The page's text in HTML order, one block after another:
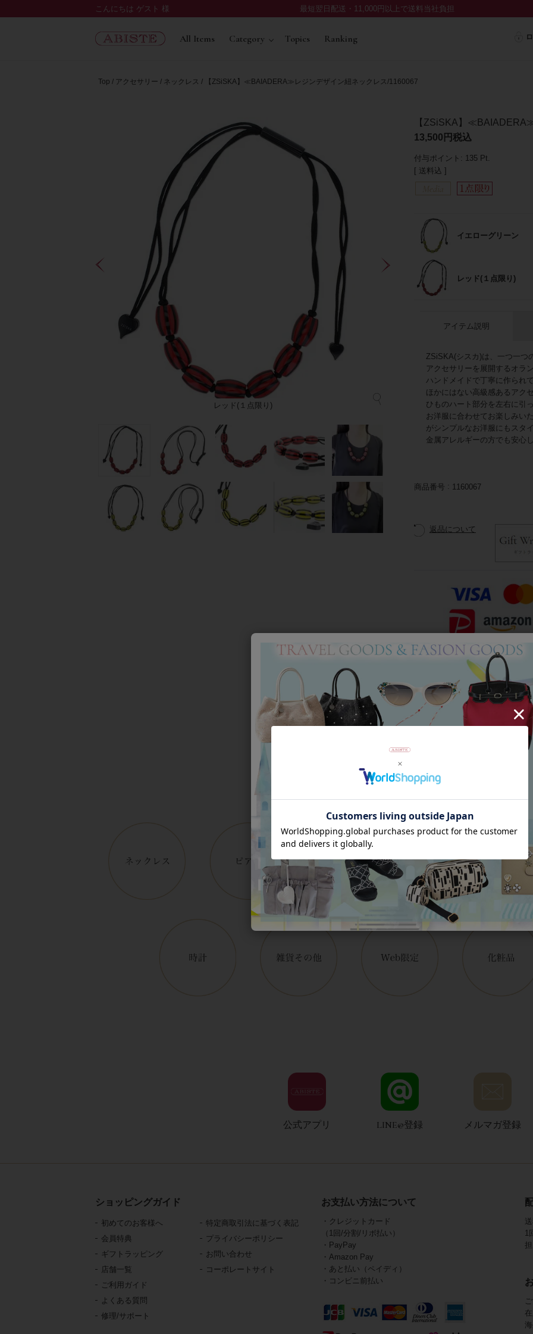
こんにちは ゲスト 様 最短翌日配送・11,000円以上で送料当社負担
All Items Category Topics Ranking
Top アクセサリー ネックレス 【ZSiSKA】≪BAIADERA≫レジンデザイン紐ネックレス/1160067
レッド(１点限り)
【ZSiSKA】
13,500
税込
付与ポイント: 135 Pt.
送料込
イエローグリーン
レッド(１点限り)
アイテム説明
ZSiSKA(シスカ)は、一つ一つ
アクセサリーを展開するオラ
ハンドメイドで丁寧に作られ
ほかにはない高級感あるアク
ひものハート部分を左右に引
お洋服に合わせてお楽しみい
がシンプルなお洋服にもスタ
金属アレルギーの方でも安心
商品番号 1160067
返品について
Category
アイテムカテゴリー
公式アプリ LINE@登録 メルマガ登録
ショッピングガイド
初めてのお客様へ
会員特典
ギフトラッピング
店舗一覧
ご利用ガイド
よくある質問
修理/サポート
特定商取引法に基づく表記
プライバシーポリシー
お問い合わせ
コーポレートサイト
お支払い方法について
・クレジットカード
（1回/分割/リボ払い）
・PayPay
・Amazon Pay
・あと払い（ペイディ）
・コンビニ前払い
1